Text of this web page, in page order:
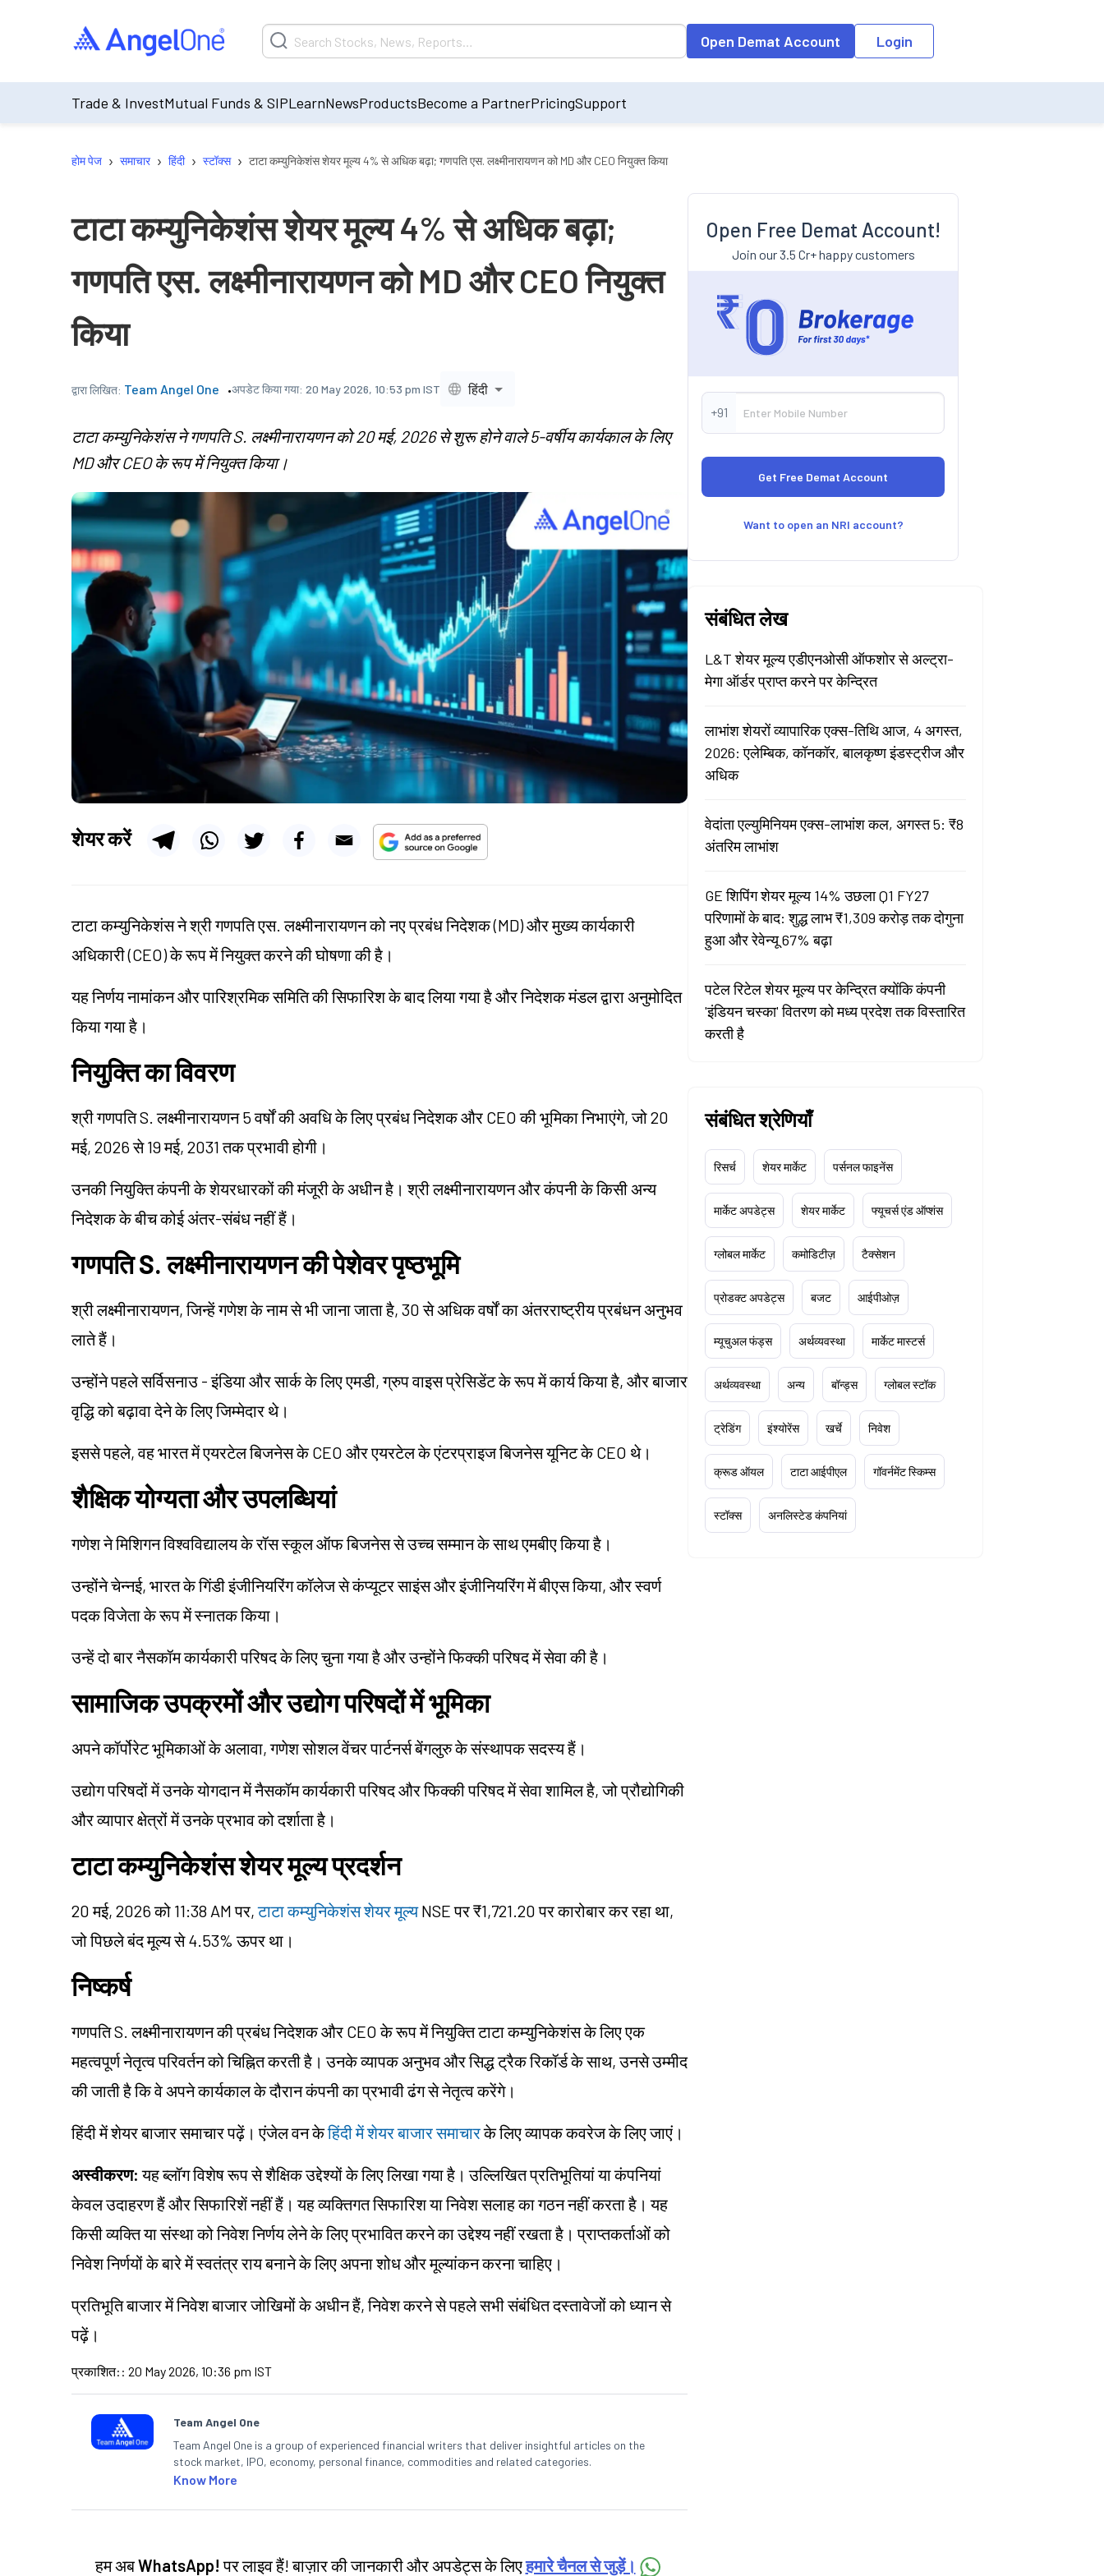
Open Demat Account Login
Trade & InvestMutual Funds & SIPLearnNewsProductsBecome a PartnerPricingSupport
होम पेज › समाचार › हिंदी › स्टॉक्स › टाटा कम्युनिकेशंस शेयर मूल्य 4% से अधिक बढ़ा; गणपति एस. लक्ष्मीनारायणन को MD और CEO नियुक्त किया
टाटा कम्युनिकेशंस शेयर मूल्य 4% से अधिक बढ़ा;
गणपति एस. लक्ष्मीनारायणन को MD और CEO नियुक्त
किया
द्वारा लिखित: Team Angel One अपडेट किया गया: 20 May 2026, 10:53 pm IST हिंदी
टाटा कम्युनिकेशंस ने गणपति S. लक्ष्मीनारायणन को 20 मई, 2026 से शुरू होने वाले 5-वर्षीय कार्यकाल के लिए
MD और CEO के रूप में नियुक्त किया।
शेयर करें
टाटा कम्युनिकेशंस ने श्री गणपति एस. लक्ष्मीनारायणन को नए प्रबंध निदेशक (MD) और मुख्य कार्यकारी
अधिकारी (CEO) के रूप में नियुक्त करने की घोषणा की है।
यह निर्णय नामांकन और पारिश्रमिक समिति की सिफारिश के बाद लिया गया है और निदेशक मंडल द्वारा अनुमोदित
किया गया है।
नियुक्ति का विवरण
श्री गणपति S. लक्ष्मीनारायणन 5 वर्षों की अवधि के लिए प्रबंध निदेशक और CEO की भूमिका निभाएंगे, जो 20
मई, 2026 से 19 मई, 2031 तक प्रभावी होगी।
उनकी नियुक्ति कंपनी के शेयरधारकों की मंजूरी के अधीन है। श्री लक्ष्मीनारायणन और कंपनी के किसी अन्य
निदेशक के बीच कोई अंतर-संबंध नहीं हैं।
गणपति S. लक्ष्मीनारायणन की पेशेवर पृष्ठभूमि
श्री लक्ष्मीनारायणन, जिन्हें गणेश के नाम से भी जाना जाता है, 30 से अधिक वर्षों का अंतरराष्ट्रीय प्रबंधन अनुभव
लाते हैं।
उन्होंने पहले सर्विसनाउ - इंडिया और सार्क के लिए एमडी, ग्रुप वाइस प्रेसिडेंट के रूप में कार्य किया है, और बाजार
वृद्धि को बढ़ावा देने के लिए जिम्मेदार थे।
इससे पहले, वह भारत में एयरटेल बिजनेस के CEO और एयरटेल के एंटरप्राइज बिजनेस यूनिट के CEO थे।
शैक्षिक योग्यता और उपलब्धियां
गणेश ने मिशिगन विश्वविद्यालय के रॉस स्कूल ऑफ बिजनेस से उच्च सम्मान के साथ एमबीए किया है।
उन्होंने चेन्नई, भारत के गिंडी इंजीनियरिंग कॉलेज से कंप्यूटर साइंस और इंजीनियरिंग में बीएस किया, और स्वर्ण
पदक विजेता के रूप में स्नातक किया।
उन्हें दो बार नैसकॉम कार्यकारी परिषद के लिए चुना गया है और उन्होंने फिक्की परिषद में सेवा की है।
सामाजिक उपक्रमों और उद्योग परिषदों में भूमिका
अपने कॉर्पोरेट भूमिकाओं के अलावा, गणेश सोशल वेंचर पार्टनर्स बेंगलुरु के संस्थापक सदस्य हैं।
उद्योग परिषदों में उनके योगदान में नैसकॉम कार्यकारी परिषद और फिक्की परिषद में सेवा शामिल है, जो प्रौद्योगिकी
और व्यापार क्षेत्रों में उनके प्रभाव को दर्शाता है।
टाटा कम्युनिकेशंस शेयर मूल्य प्रदर्शन
20 मई, 2026 को 11:38 AM पर,टाटा कम्युनिकेशंस शेयर मूल्यNSE पर ₹1,721.20 पर कारोबार कर रहा था,
जो पिछले बंद मूल्य से 4.53% ऊपर था।
निष्कर्ष
गणपति S. लक्ष्मीनारायणन की प्रबंध निदेशक और CEO के रूप में नियुक्ति टाटा कम्युनिकेशंस के लिए एक
महत्वपूर्ण नेतृत्व परिवर्तन को चिह्नित करती है। उनके व्यापक अनुभव और सिद्ध ट्रैक रिकॉर्ड के साथ, उनसे उम्मीद
की जाती है कि वे अपने कार्यकाल के दौरान कंपनी का प्रभावी ढंग से नेतृत्व करेंगे।
हिंदी में शेयर बाजार समाचार पढ़ें। एंजेल वन केहिंदी में शेयर बाजार समाचारके लिए व्यापक कवरेज के लिए जाएं।
अस्वीकरण: यह ब्लॉग विशेष रूप से शैक्षिक उद्देश्यों के लिए लिखा गया है। उल्लिखित प्रतिभूतियां या कंपनियां
केवल उदाहरण हैं और सिफारिशें नहीं हैं। यह व्यक्तिगत सिफारिश या निवेश सलाह का गठन नहीं करता है। यह
किसी व्यक्ति या संस्था को निवेश निर्णय लेने के लिए प्रभावित करने का उद्देश्य नहीं रखता है। प्राप्तकर्ताओं को
निवेश निर्णयों के बारे में स्वतंत्र राय बनाने के लिए अपना शोध और मूल्यांकन करना चाहिए।
प्रतिभूति बाजार में निवेश बाजार जोखिमों के अधीन हैं, निवेश करने से पहले सभी संबंधित दस्तावेजों को ध्यान से
पढ़ें।
प्रकाशित: : 20 May 2026, 10:36 pm IST
Team Angel One
Team Angel One is a group of experienced financial writers that deliver insightful articles on the
stock market, IPO, economy, personal finance, commodities and related categories.
Know More
हम अबWhatsApp! पर लाइव हैं! बाज़ार की जानकारी और अपडेट्स के लिएहमारे चैनल से जुड़ें।
Open Free Demat Account!
Join our 3.5 Cr+ happy customers
+91
Want to open an NRI account?
संबंधित लेख
L&T शेयर मूल्य एडीएनओसी ऑफशोर से अल्ट्रा-
मेगा ऑर्डर प्राप्त करने पर केन्द्रित
लाभांश शेयरों व्यापारिक एक्स-तिथि आज, 4 अगस्त,
2026: एलेम्बिक, कॉनकॉर, बालकृष्ण इंडस्ट्रीज और
अधिक
वेदांता एल्युमिनियम एक्स-लाभांश कल, अगस्त 5: ₹8
अंतरिम लाभांश
GE शिपिंग शेयर मूल्य 14% उछला Q1 FY27
परिणामों के बाद: शुद्ध लाभ ₹1,309 करोड़ तक दोगुना
हुआ और रेवेन्यू 67% बढ़ा
पटेल रिटेल शेयर मूल्य पर केन्द्रित क्योंकि कंपनी
'इंडियन चस्का' वितरण को मध्य प्रदेश तक विस्तारित
करती है
संबंधित श्रेणियाँ
रिसर्च शेयर मार्केट पर्सनल फाइनेंस
मार्केट अपडेट्स शेयर मार्केट फ्यूचर्स एंड ऑप्शंस
ग्लोबल मार्केट कमोडिटीज़ टैक्सेशन
प्रोडक्ट अपडेट्स बजट आईपीओज़
म्यूचुअल फंड्स अर्थव्यवस्था मार्केट मास्टर्स
अर्थव्यवस्था अन्य बॉन्ड्स ग्लोबल स्टॉक
ट्रेडिंग इंश्योरेंस खर्चे निवेश
क्रूड ऑयल टाटा आईपीएल गॉवर्नमेंट स्किम्स
स्टॉक्स अनलिस्टेड कंपनियां